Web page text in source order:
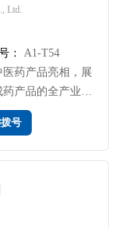
Ltd.
：
A1-T54
药产品亮相，展
产品的全产业链
体验：太极藿香
极藿香正气液不
湿，也保护肠胃
饮，展现传统医
创新成果。
号